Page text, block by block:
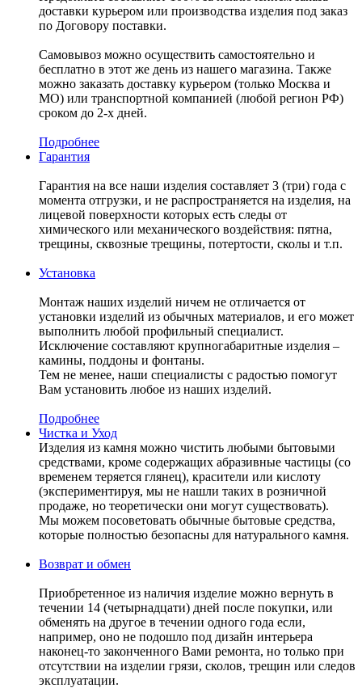
доставки курьером или производства изделия под заказ
по Договору поставки.
Самовывоз можно осуществить самостоятельно и
бесплатно в этот же день из нашего магазина. Также
можно заказать доставку курьером (только Москва и
МО) или транспортной компанией (любой регион РФ)
сроком до 2-х дней.
Подробнее
Гарантия
Гарантия на все наши изделия составляет 3 (три) года с
момента отгрузки, и не распространяется на изделия, на
лицевой поверхности которых есть следы от
химического или механического воздействия: пятна,
трещины, сквозные трещины, потертости, сколы и т.п.
Установка
Монтаж наших изделий ничем не отличается от
установки изделий из обычных материалов, и его может
выполнить любой профильный специалист.
Исключение составляют крупногабаритные изделия –
камины, поддоны и фонтаны.
Тем не менее, наши специалисты с радостью помогут
Вам установить любое из наших изделий.
Подробнее
Чистка и Уход
Изделия из камня можно чистить любыми бытовыми
средствами, кроме содержащих абразивные частицы (со
временем теряется глянец), красители или кислоту
(экспериментируя, мы не нашли таких в розничной
продаже, но теоретически они могут существовать).
Мы можем посоветовать обычные бытовые средства,
которые полностью безопасны для натурального камня.
Возврат и обмен
Приобретенное из наличия изделие можно вернуть в
течении 14 (четырнадцати) дней после покупки, или
обменять на другое в течении одного года если,
например, оно не подошло под дизайн интерьера
наконец-то законченного Вами ремонта, но только при
отсутствии на изделии грязи, сколов, трещин или следов
эксплуатации.